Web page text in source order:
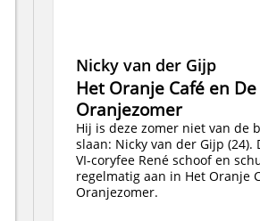
Nicky van der Gijp
Het Oranje Café en De
Oranjezomer
Hij is deze zomer niet van de
slaan: Nicky van der Gijp (24).
VI-coryfee René schoof en
regelmatig aan in Het Oranje
Oranjezomer.